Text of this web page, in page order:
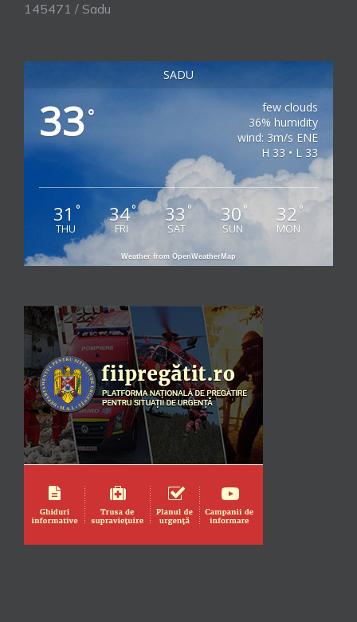
145471 / Sadu
SADU
33°
few clouds
36% humidity
wind: 3m/s ENE
H 33 • L 33
31 °
THU
34°
FRI
33°
SAT
30 °
SUN
32 °
MON
Weather from OpenWeatherMap